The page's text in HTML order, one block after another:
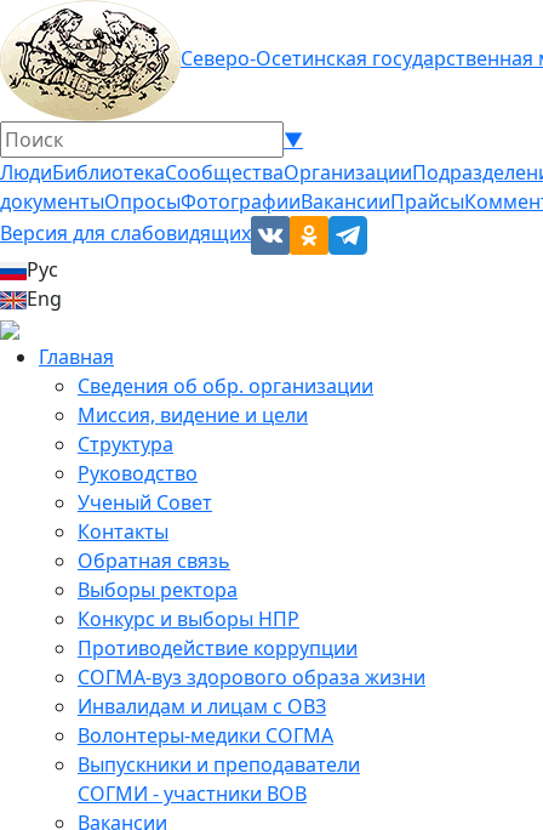
Северо-Осетинская
▼
ЛюдиБиблиотекаСообществаОрганизации
документыОпросыФотографииВакансииПрайсы
Версия для слабовидящих
Рус
Eng
Главная
Сведения об обр. организации
Миссия, видение и цели
Структура
Руководство
Ученый Совет
Контакты
Обратная связь
Выборы ректора
Конкурс и выборы НПР
Противодействие коррупции
СОГМА-вуз здорового образа жизни
Инвалидам и лицам с ОВЗ
Волонтеры-медики СОГМА
Выпускники и преподаватели
СОГМИ - участники ВОВ
Вакансии